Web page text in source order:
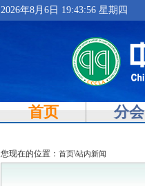
2026年8月6日 19:43:57 星期四
首页 分会
您现在的位置： 首页\站内新闻